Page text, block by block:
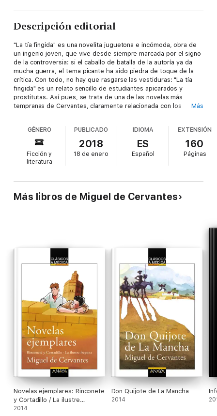
Descripción editorial
"La tía fingida" es una novelita juguetona e incómoda, obra de
un ingenio joven, que vive desde siempre marcada por el signo
de la controversia: si el caballo de batalla de la autoría ya da
mucha guerra, el tema picante ha sido piedra de toque de la
crítica. Con todo, no hay que rasgarse las vestiduras: "La tía
fingida" es un relato sencillo de estudiantes apicarados y
prostitutas. Así pues, se trata de una de las novelas más
tempranas de Cervantes, claramente relacionada con los
de Porras de la Cámara, seguida de la Colombina. De esta
forma puede apreciarse el abanico de pasajes suprimidos
durante el proceso de reescritura, sus transformaciones e
implicaciones.
Más
GÉNERO
Ficción y
literatura
PUBLICADO
2018
18 de enero
IDIOMA
ES
Español
EXTENSIÓN
160
Páginas
Más libros de Miguel de Cervantes
Novelas ejemplares: Rinconete
y Cortadillo / La ilustre
fregona
2014
Don Quijote de La Mancha
2014